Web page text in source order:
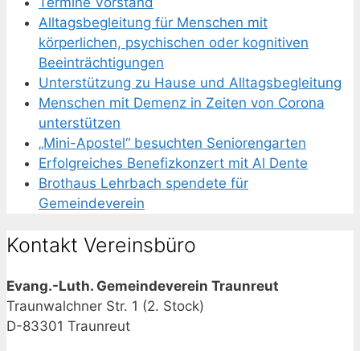
Alltagsbegleitung für Menschen mit
körperlichen, psychischen oder kognitiven
Beeinträchtigungen
Unterstützung zu Hause und Alltagsbegleitung
Menschen mit Demenz in Zeiten von Corona
unterstützen
„Mini-Apostel“ besuchten Seniorengarten
Erfolgreiches Benefizkonzert mit Al Dente
Brothaus Lehrbach spendete für
Gemeindeverein
Kontakt Vereinsbüro
Evang.-Luth. Gemeindeverein Traunreut
Traunwalchner Str. 1 (2. Stock)
D-83301 Traunreut